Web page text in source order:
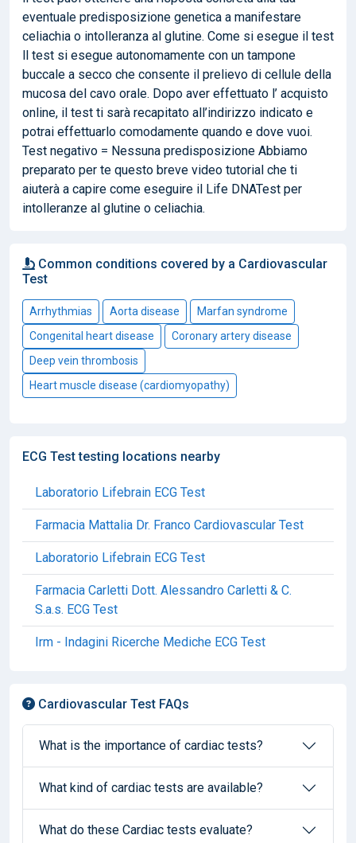
eventuale predisposizione genetica a manifestare
celiachia o intolleranza al glutine. Come si esegue il test
ll test si esegue autonomamente con un tampone
buccale a secco che consente il prelievo di cellule della
mucosa del cavo orale. Dopo aver effettuato l’ acquisto
online, il test ti sarà recapitato all’indirizzo indicato e
potrai effettuarlo comodamente quando e dove vuoi.
Test negativo = Nessuna predisposizione Abbiamo
preparato per te questo breve video tutorial che ti
aiuterà a capire come eseguire il Life DNATest per
intolleranze al glutine o celiachia.
Common conditions covered by a Cardiovascular
Test
Arrhythmias Aorta disease
Marfan syndrome
Congenital heart disease
Coronary artery disease
Deep vein thrombosis
Heart muscle disease (cardiomyopathy)
ECG Test testing locations nearby
Laboratorio Lifebrain ECG Test
Farmacia Mattalia Dr. Franco Cardiovascular Test
Laboratorio Lifebrain ECG Test
Farmacia Carletti Dott. Alessandro Carletti & C.
S.a.s. ECG Test
Irm - Indagini Ricerche Mediche ECG Test
Cardiovascular Test FAQs
What is the importance of cardiac tests?
What kind of cardiac tests are available?
What do these Cardiac tests evaluate?